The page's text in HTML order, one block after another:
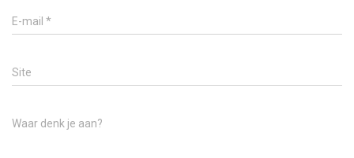
E-mail *
Site
Waar denk je aan?